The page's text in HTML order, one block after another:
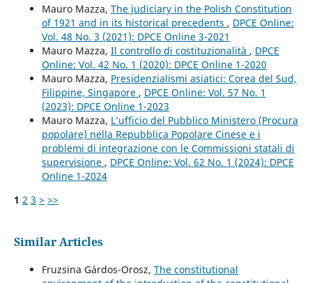
Mauro Mazza, The judiciary in the Polish Constitution
of 1921 and in its historical precedents , DPCE Online:
Vol. 48 No. 3 (2021): DPCE Online 3-2021
Mauro Mazza, Il controllo di costituzionalità , DPCE
Online: Vol. 42 No. 1 (2020): DPCE Online 1-2020
Mauro Mazza, Presidenzialismi asiatici: Corea del Sud,
Filippine, Singapore , DPCE Online: Vol. 57 No. 1
(2023): DPCE Online 1-2023
Mauro Mazza, L’ufficio del Pubblico Ministero (Procura
popolare) nella Repubblica Popolare Cinese e i
problemi di integrazione con le Commissioni statali di
supervisione , DPCE Online: Vol. 62 No. 1 (2024): DPCE
Online 1-2024
1 2 3 > >>
Similar Articles
Fruzsina Gárdos-Orosz, The constitutional